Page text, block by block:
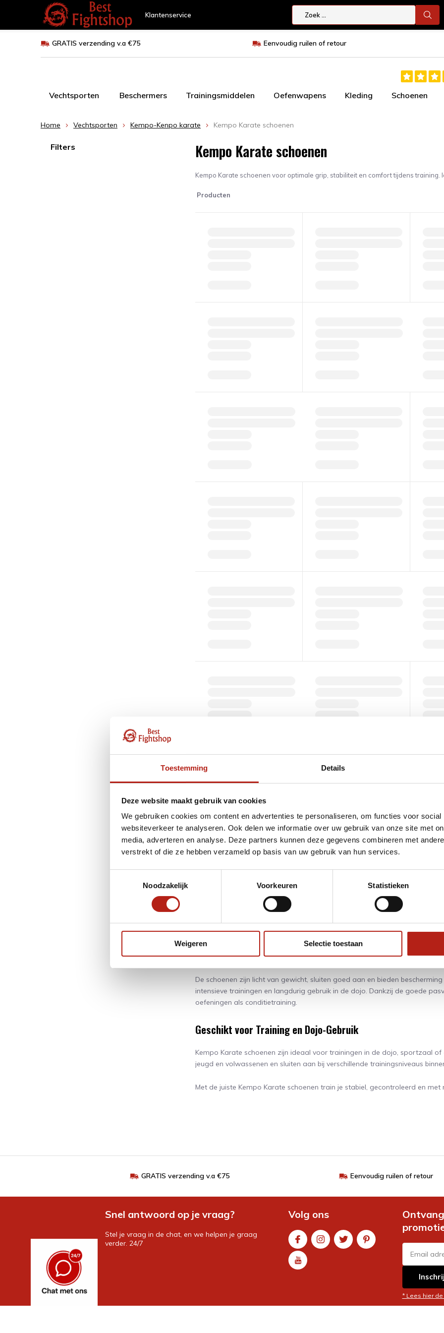
Toestemming Details
Deze website maakt gebruik van cookies
We gebruiken cookies om content en advertenties te personaliseren, om functies voor
websiteverkeer te analyseren. Ook delen we informatie over uw gebruik van onze site met
media, adverteren en analyse. Deze partners kunnen deze gegevens combineren met
verstrekt of die ze hebben verzameld op basis van uw gebruik van hun services.
Noodzakelijk
Voorkeuren Statistieken
Weigeren Selectie toestaan
Klantenservice
GRATIS verzending v.a €75 Eenvoudig ruilen of retour
Vechtsporten Beschermers Trainingsmiddelen Oefenwapens Kleding Schoenen
Home Vechtsporten Kempo-Kenpo karate Kempo Karate schoenen
Filters Kempo Karate schoenen
Kempo Karate schoenen voor optimale grip, stabiliteit en comfort tijdens
Producten
Kempo Karate schoenen
Kempo Karate Schoenen – Grip, Stabiliteit en
voetwerk
essentieel. Snelle verplaatsingen,
schoenen die optimale grip, stabiliteit en comfortbieden. Kempo Karate
voor extra bescherming van de voeten tijdens training. Bij Best Fightshop
die aansluiten bij de eisen van Kempo Karate.
Ondersteuning bij Techniek en Voetwerk
Kempo Karate schoenen zijn ontworpen om natuurlijk bewegen mogelijk
technieken met meer vertrouwen en controle worden uitgevoerd.
Comfortabel en Praktisch in Gebruik
De schoenen zijn licht van gewicht, sluiten goed aan en bieden
intensieve trainingen en langdurig gebruik in de dojo. Dankzij de goede
oefeningen als conditietraining.
Geschikt voor Training en Dojo-Gebruik
Kempo Karate schoenen zijn ideaal voor trainingen in de dojo, sportzaal
jeugd en volwassenen en sluiten aan bij verschillende trainingsniveaus
Met de juiste Kempo Karate schoenen train je stabiel, gecontroleerd en
GRATIS verzending v.a €75 Eenvoudig ruilen of retour
Snel antwoord op je vraag?
Stel je vraag in de chat, en we helpen je graag
verder. 24/7
Volg ons
* Lees hier